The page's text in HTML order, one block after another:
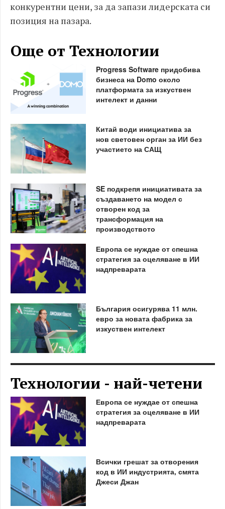
конкурентни цени, за да запази лидерската си
позиция на пазара.
Още от Технологии
Progress Software придобива
бизнеса на Domo около
платформата за изкуствен
интелект и данни
Китай води инициатива за
нов световен орган за ИИ без
участието на САЩ
SE подкрепя инициативата за
създаването на модел с
отворен код за
трансформация на
производството
Европа се нуждае от спешна
стратегия за оцеляване в ИИ
надпреварата
България осигурява 11 млн.
евро за новата фабрика за
изкуствен интелект
Технологии - най-четени
Европа се нуждае от спешна
стратегия за оцеляване в ИИ
надпреварата
Всички грешат за отворения
код в ИИ индустрията, смята
Джеси Джан